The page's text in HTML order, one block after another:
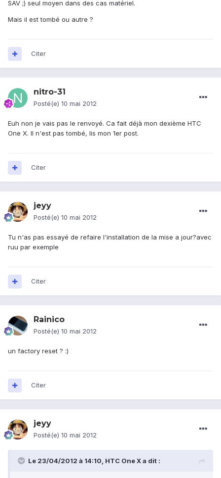
SAV ;) seul moyen dans des cas matériel.
Mais il est tombé ou autre ?
Citer
nitro-31
Posté(e) 10 mai 2012
Euh non je vais pas le renvoyé. Ca fait déjà mon dexième HTC
One X. Il n'est pas tombé, lis mon 1er post.
Citer
jeyy
Posté(e) 10 mai 2012
Tu n'as pas essayé de refaire l'installation de la mise a jour?avec
ruu par exemple
Citer
Rainico
Posté(e) 10 mai 2012
un factory reset ? :)
Citer
jeyy
Posté(e) 10 mai 2012
Le 23/04/2012 à 14:10, HTC One X a dit :